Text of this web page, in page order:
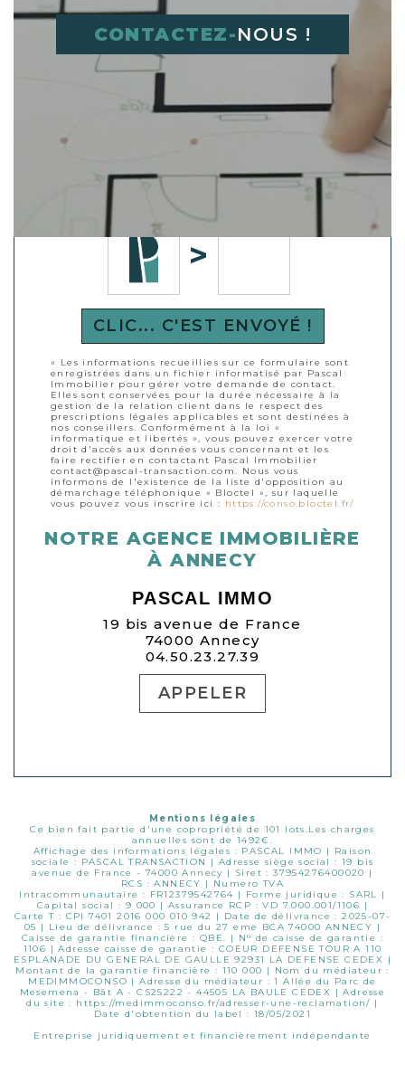
Déplacer l'image dans le cadre vide à
CLIC... C'EST ENVOYÉ !
« Les informations recueillies sur ce formulaire sont
enregistrées dans un fichier informatisé par Pascal
Immobilier pour gérer votre demande de contact.
Elles sont conservées pour la durée nécessaire à la
gestion de la relation client dans le respect des
prescriptions légales applicables et sont destinées à
nos conseillers. Conformément à la loi «
informatique et libertés », vous pouvez exercer votre
droit d'accès aux données vous concernant et les
faire rectifier en contactant Pascal Immobilier
contact@pascal-transaction.com. Nous vous
informons de l'existence de la liste d'opposition au
démarchage téléphonique « Bloctel », sur laquelle
vous pouvez vous inscrire ici : https://conso.bloctel.fr/
NOTRE AGENCE IMMOBILIÈRE
À ANNECY
PASCAL IMMO
19 bis avenue de France
74000 Annecy
04.50.23.27.39
APPELER
Mentions légales
Ce bien fait partie d'une copropriété de 101 lots.Les charges
annuelles sont de 1492€.
Affichage des informations légales : PASCAL IMMO | Raison
sociale : PASCAL TRANSACTION | Adresse siège social : 19 bis
avenue de France - 74000 Annecy | Siret : 37954276400020 |
RCS : ANNECY | Numero TVA
Intracommunautaire : FR12379542764 | Forme juridique : SARL |
Capital social : 9 000 | Assurance RCP : VD 7.000.001/1106 |
Carte T : CPI 7401 2016 000 010 942 | Date de délivrance : 2025-07-
05 | Lieu de délivrance : 5 rue du 27 eme BCA 74000 ANNECY |
Caisse de garantie financière : QBE. | N° de caisse de garantie :
1106 | Adresse caisse de garantie : COEUR DEFENSE TOUR A 110
ESPLANADE DU GENERAL DE GAULLE 92931 LA DEFENSE CEDEX |
Montant de la garantie financière : 110 000 | Nom du médiateur :
MEDIMMOCONSO | Adresse du médiateur : 1 Allée du Parc de
Mesemena - Bât A - CS25222 - 44505 LA BAULE CEDEX | Adresse
du site : https://medimmoconso.fr/adresser-une-reclamation/ |
Date d'obtention du label : 18/05/2021
Entreprise juridiquement et financièrement indépendante
CONTACTEZ-NOUS !